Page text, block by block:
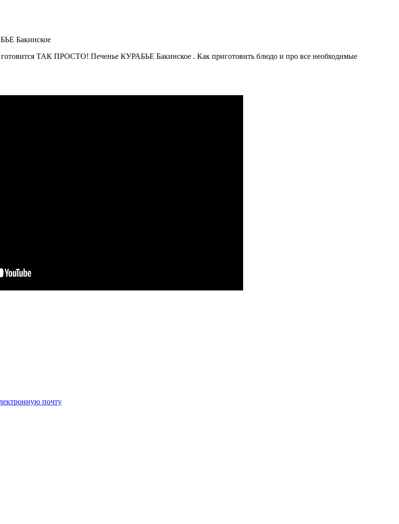
ТАК ПРОСТО! Печенье КУРАБЬЕ Бакинское . Как приготовить блюдо и про все необходимые
почту